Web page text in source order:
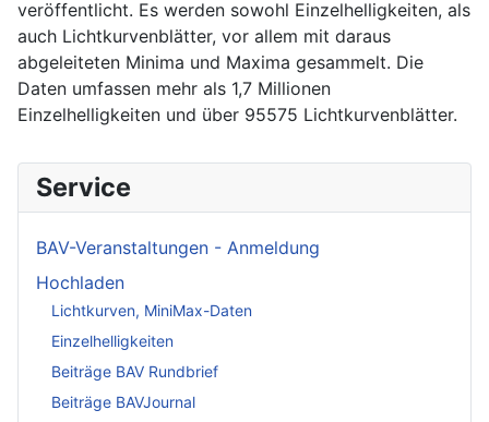
veröffentlicht. Es werden sowohl Einzelhelligkeiten, als
auch Lichtkurvenblätter, vor allem mit daraus
abgeleiteten Minima und Maxima gesammelt. Die
Daten umfassen mehr als 1,7 Millionen
Einzelhelligkeiten und über 95575 Lichtkurvenblätter.
Service
BAV-Veranstaltungen - Anmeldung
Hochladen
Lichtkurven, MiniMax-Daten
Einzelhelligkeiten
Beiträge BAV Rundbrief
Beiträge BAVJournal